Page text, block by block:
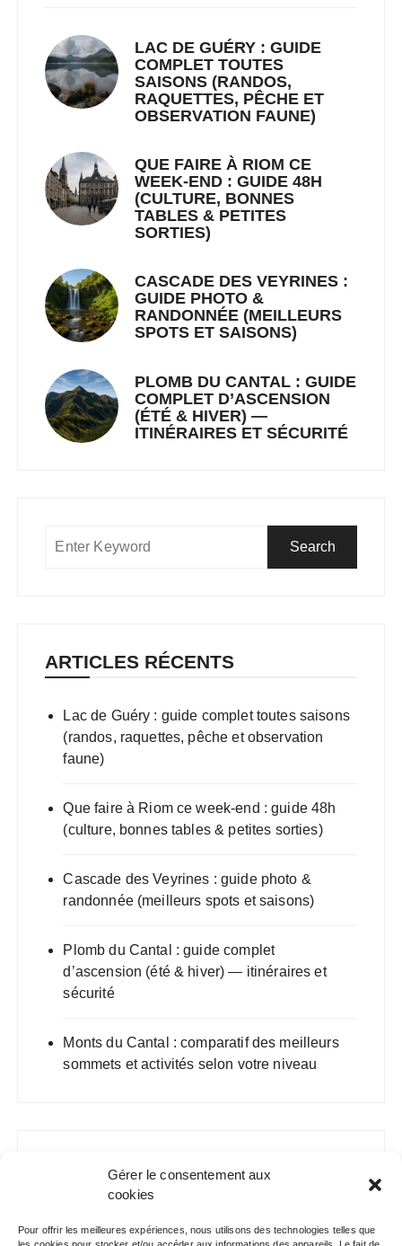
Gérer le consentement aux
cookies
Pour offrir les meilleures expériences, nous utilisons des technologies telles que
LAC DE GUÉRY : GUIDE
COMPLET TOUTES
SAISONS (RANDOS,
RAQUETTES, PÊCHE ET
OBSERVATION FAUNE)
QUE FAIRE À RIOM CE
WEEK-END : GUIDE 48H
(CULTURE, BONNES
TABLES & PETITES
SORTIES)
CASCADE DES VEYRINES :
GUIDE PHOTO &
RANDONNÉE (MEILLEURS
SPOTS ET SAISONS)
PLOMB DU CANTAL : GUIDE
COMPLET D’ASCENSION
(ÉTÉ & HIVER) —
ITINÉRAIRES ET SÉCURITÉ
ARTICLES RÉCENTS
Lac de Guéry : guide complet toutes saisons
(randos, raquettes, pêche et observation
faune)
Que faire à Riom ce week-end : guide 48h
(culture, bonnes tables & petites sorties)
Cascade des Veyrines : guide photo &
randonnée (meilleurs spots et saisons)
Plomb du Cantal : guide complet
d’ascension (été & hiver) — itinéraires et
sécurité
Monts du Cantal : comparatif des meilleurs
sommets et activités selon votre niveau